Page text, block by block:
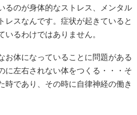
るのが身体的なストレス、メンタル
レスなんです。症状が起きていると
いるわけではありません。
お体になっていることに問題がある
に左右されない体をつくる・・・そ
時であり、その時に自律神経の働き